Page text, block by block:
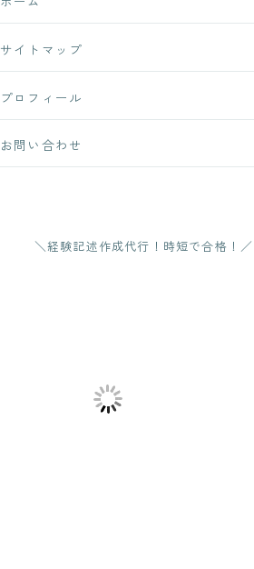
サイトマップ
プロフィール
お問い合わせ
＼経験記述作成代行！時短で合格！／